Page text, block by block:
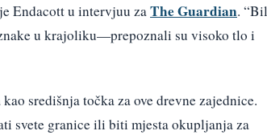
Endacott u intervjuu zaThe Guardian.
u krajoliku—prepoznali su visoko tlo i
središnja točka za ove drevne zajednice.
svete granice ili biti mjesta okupljanja za